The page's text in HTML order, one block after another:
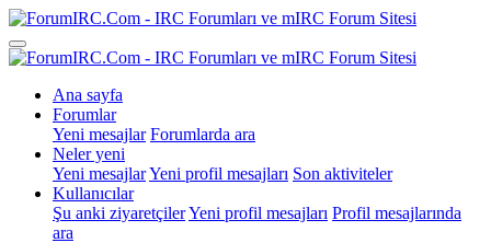
Ana sayfa
Forumlar
Yeni mesajlar Forumlarda ara
Neler yeni
Yeni mesajlarYeni profil mesajları Son aktiviteler
Kullanıcılar
Şu anki ziyaretçilerYeni profil mesajları Profil mesajlarında
ara